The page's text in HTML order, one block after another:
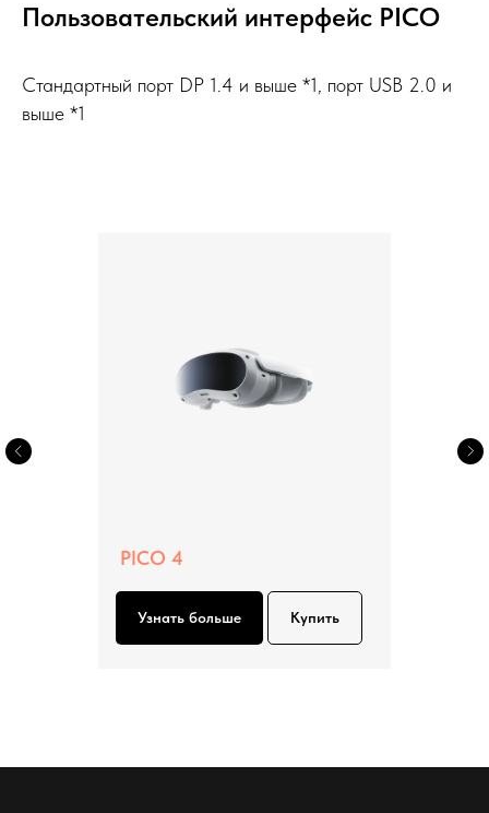
Пользовательский интерфейс PICO
Стандартный порт DP 1.4 и выше *1, порт USB 2.0 и
выше *1
PICO 4
Узнать больше Купить